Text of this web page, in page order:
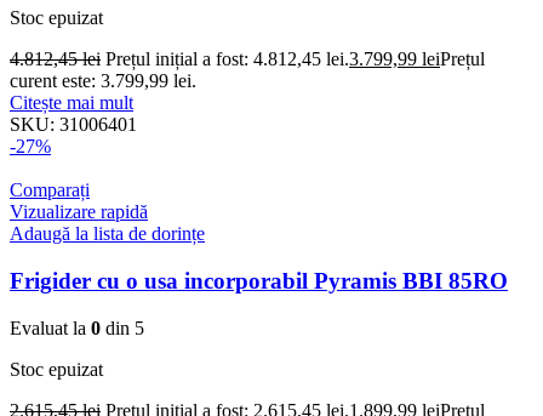
Stoc epuizat
4.812,45lei Prețul inițial a fost: 4.812,45 lei.3.799,99 leiPrețul
curent este: 3.799,99 lei.
Citește mai mult
SKU: 31006401
-27%
Comparați
Vizualizare rapidă
Adaugă la lista de dorințe
Frigider cu o usa incorporabil Pyramis BBI 85RO
Evaluat la 0 din 5
Stoc epuizat
2.615,45lei Prețul inițial a fost: 2.615,45 lei.1.899,99 leiPrețul